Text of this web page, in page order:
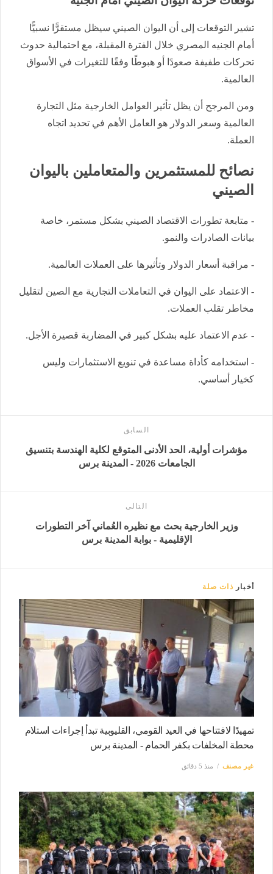
تشير التوقعات إلى أن اليوان الصيني سيظل مستقرًّا نسبيًّا
أمام الجنيه المصري خلال الفترة المقبلة، مع احتمالية حدوث
تحركات طفيفة صعودًا أو هبوطًا وفقًا للتغيرات في الأسواق
العالمية.
ومن المرجح أن يظل تأثير العوامل الخارجية مثل التجارة
العالمية وسعر الدولار هو العامل الأهم في تحديد اتجاه
العملة.
نصائح للمستثمرين والمتعاملين باليوان
الصيني
- متابعة تطورات الاقتصاد الصيني بشكل مستمر، خاصة
بيانات الصادرات والنمو.
- مراقبة أسعار الدولار وتأثيرها على العملات العالمية.
- الاعتماد على اليوان في التعاملات التجارية مع الصين لتقليل
مخاطر تقلب العملات.
- عدم الاعتماد عليه بشكل كبير في المضاربة قصيرة الأجل.
- استخدامه كأداة مساعدة في تنويع الاستثمارات وليس
كخيار أساسي.
السابق
مؤشرات أولية، الحد الأدنى المتوقع لكلية الهندسة بتنسيق
الجامعات 2026 - المدينة برس
التالى
وزير الخارجية بحث مع نظيره العُماني آخر التطورات
الإقليمية - بوابة المدينة برس
أخبار ذات صلة
تمهيدًا لافتتاحها في العيد القومي، القليوبية تبدأ إجراءات استلام
محطة المخلفات بكفر الحمام - المدينة برس
غير مصنف منذ 5 دقائق